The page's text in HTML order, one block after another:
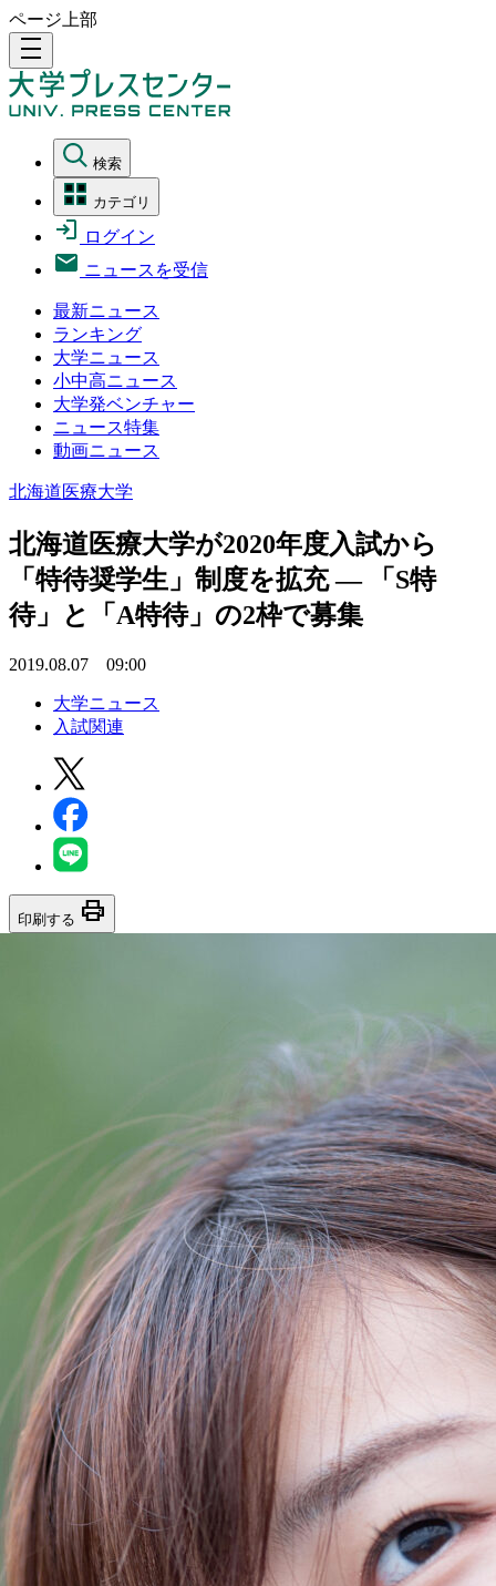
ページ上部
density_medium
検索
カテゴリ
ログイン
ニュースを受信
最新ニュース
ランキング
大学ニュース
小中高ニュース
大学発ベンチャー
ニュース特集
動画ニュース
北海道医療大学
北海道医療大学が2020年度入試から
「特待奨学生」制度を拡充 — 「S特
待」と「A特待」の2枠で募集
2019.08.07 09:00
大学ニュース
入試関連
印刷する print